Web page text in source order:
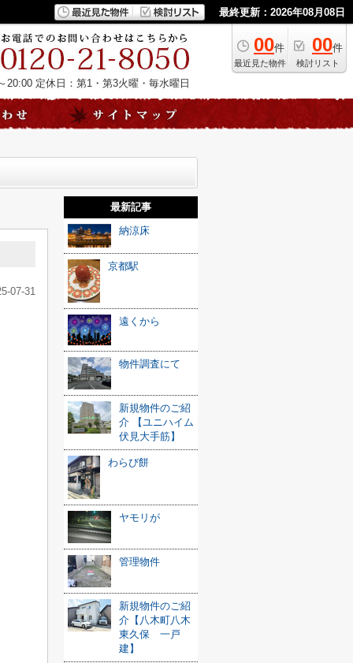
最終更新：2026年08月08日
00件
最近見た物件
00件
検討リスト
20:00 定休日：第1・第3火曜・毎水曜日
07-31
最新記事
納涼床
京都駅
遠くから
物件調査にて
新規物件のご紹
介 【ユニハイム
伏見大手筋】
わらび餅
ヤモリが
管理物件
新規物件のご紹
介【八木町八木
東久保 一戸
建】